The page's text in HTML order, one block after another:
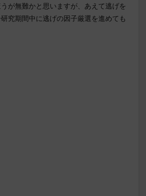
が無難かと思いますが、あえて逃げを
究期間中に逃げの因子厳選を進めても